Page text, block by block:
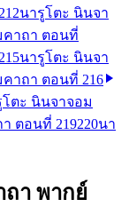
212นารูโตะ นินจา
คาถา ตอนที่
215นารูโตะ นินจา
าถา ตอนที่ 216
โตะ นินจาจอม
ตอนที่ 219220นา
ถา พากย์